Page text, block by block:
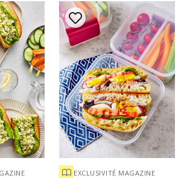
EXCLUSIVITÉ MAGAZINE